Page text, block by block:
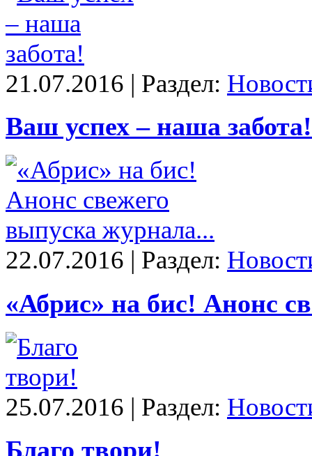
21.07.2016 | Раздел:
Ваш успех – наша забота!
22.07.2016 | Раздел:
«Абрис» на бис! Анонс
25.07.2016 | Раздел:
Благо твори!